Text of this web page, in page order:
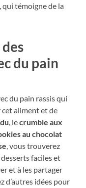
, qui témoigne de la
du pain
du pain rassis qui
aliment et de
, lecrumble aux
au chocolat
, vous trouverez
faciles et
et à les partager
d’autres idées pour